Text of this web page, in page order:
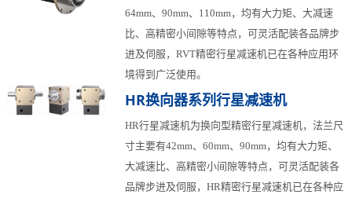
64mm、90mm、110mm，均有大力矩、大减速
比、高精密小间隙等特点，可灵活配装各品牌步
进及伺服，RVT精密行星减速机已在各种应用环
境得到广泛使用。
HR换向器系列行星减速机
HR行星减速机为换向型精密行星减速机，法兰尺
寸主要有42mm、60mm、90mm，均有大力矩、
大减速比、高精密小间隙等特点，可灵活配装各
品牌步进及伺服，HR精密行星减速机已在各种应